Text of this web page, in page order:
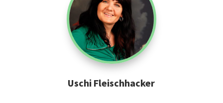
Uschi Fleischhacker